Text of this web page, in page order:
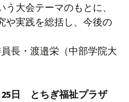
大会テーマのもとに、
や実践を総括し、今後の
長・渡邉栄（中部学院大
25日 とちぎ福祉プラザ